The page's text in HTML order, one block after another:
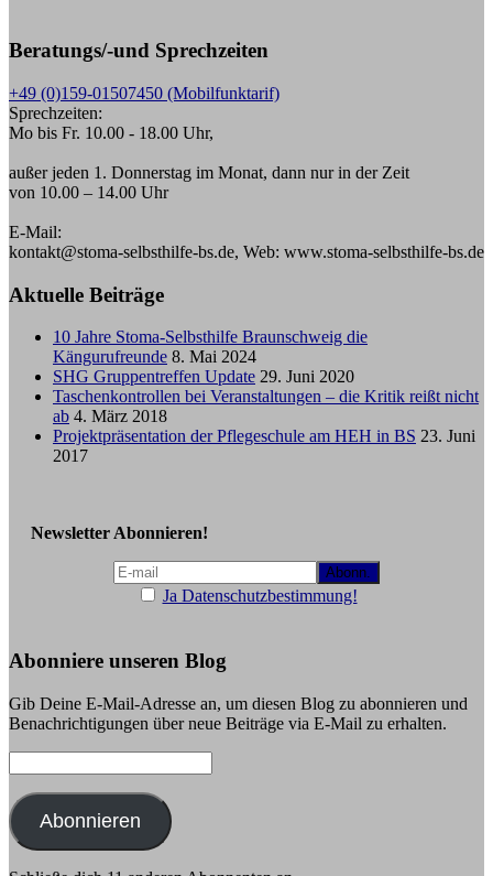
Beratungs/-und Sprechzeiten
+49 (0)159-01507450 (Mobilfunktarif)
Sprechzeiten:
Mo bis Fr. 10.00 - 18.00 Uhr,
außer jeden 1. Donnerstag im Monat, dann nur in der Zeit
von 10.00 – 14.00 Uhr
E-Mail:
kontakt@stoma-selbsthilfe-bs.de, Web: www.stoma-selbsthilfe-bs.de
Aktuelle Beiträge
10 Jahre Stoma-Selbsthilfe Braunschweig die
Kängurufreunde 8. Mai 2024
SHG Gruppentreffen Update 29. Juni 2020
Taschenkontrollen bei Veranstaltungen – die Kritik reißt nicht
ab 4. März 2018
Projektpräsentation der Pflegeschule am HEH in BS 23. Juni
2017
Newsletter Abonnieren!
Ja Datenschutzbestimmung!
Abonniere unseren Blog
Gib Deine E-Mail-Adresse an, um diesen Blog zu abonnieren und
Benachrichtigungen über neue Beiträge via E-Mail zu erhalten.
Mail-
Adresse:
Abonnieren